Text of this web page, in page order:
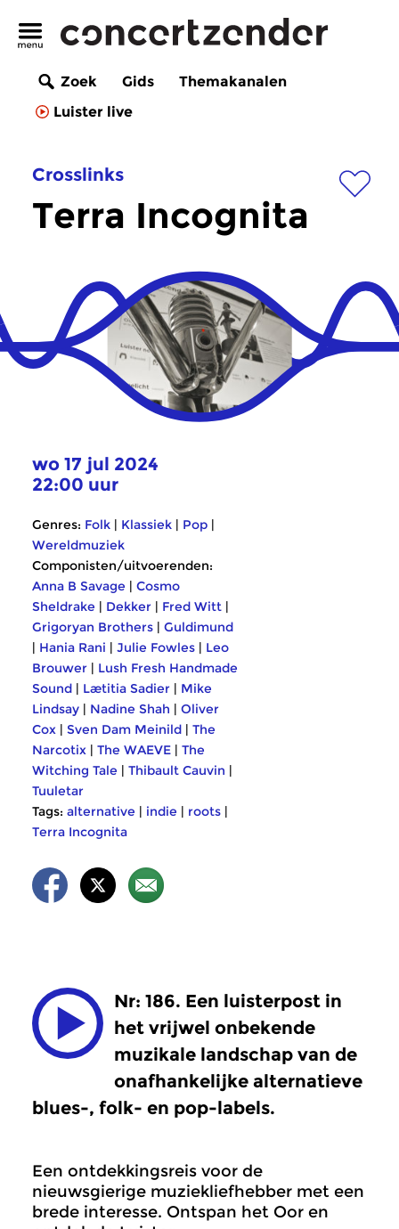
Zoek Gids
Themakanalen
Luister live
Crosslinks
Terra Incognita
wo 17 jul 2024
22:00 uur
Genres: Folk | Klassiek | Pop |
Wereldmuziek
Componisten/uitvoerenden:
Anna B Savage | Cosmo
Sheldrake | Dekker | Fred Witt |
Grigoryan Brothers | Guldimund
| Hania Rani | Julie Fowles | Leo
Brouwer | Lush Fresh Handmade
Sound | Lætitia Sadier | Mike
Lindsay | Nadine Shah | Oliver
Cox | Sven Dam Meinild | The
Narcotix | The WAEVE | The
Witching Tale | Thibault Cauvin |
Tuuletar
Tags: alternative | indie | roots |
Terra Incognita
Nr: 186. Een luisterpost in
het vrijwel onbekende
muzikale landschap van de
onafhankelijke alternatieve
blues-, folk- en pop-labels.
Een ontdekkingsreis voor de
nieuwsgierige muziekliefhebber met een
brede interesse. Ontspan het Oor en